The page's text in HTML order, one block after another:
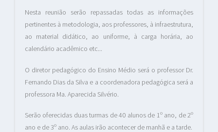
Nesta reunião serão repassadas todas as informações
pertinentes à metodologia, aos professores, à infraestrutura,
ao material didático, ao uniforme, à carga horária, ao
calendário acadêmico etc...
O diretor pedagógico do Ensino Médio será o professor Dr.
Fernando Dias da Silva e a coordenadora pedagógica será a
professora Ma. Aparecida Silvério.
Serão oferecidas duas turmas de 40 alunos de 1º ano, de 2º
ano e de 3º ano. As aulas irão acontecer de manhã e a tarde.